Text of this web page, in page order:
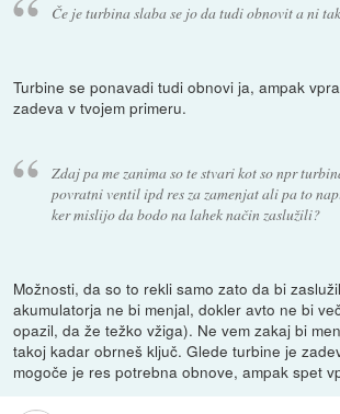
Če je turbina slaba se jo da tudi obnovit a ni
Turbine se ponavadi tudi obnovi ja, ampak
zadeva v tvojem primeru.
Zdaj pa me zanima so te stvari kot so npr
povratni ventil ipd res za zamenjat ali pa to
ker mislijo da bodo na lahek način zaslužili?
Možnosti, da so to rekli samo zato da bi
akumulatorja ne bi menjal, dokler avto ne bi
opazil, da že težko vžiga). Ne vem zakaj bi
takoj kadar obrneš ključ. Glede turbine je
mogoče je res potrebna obnove, ampak spet